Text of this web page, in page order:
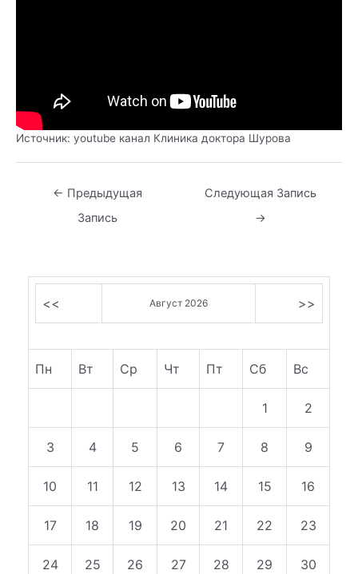
Источник: youtube канал Клиника доктора Шурова
Навигация
← Предыдущая
Запись
Следующая Запись
→
<< Август 2026 >>
Пн Вт Ср Чт Пт Сб Вс
1 2
3 4 5 6 7 8 9
10 11 12 13 14 15 16
17 18 19 20 21 22 23
24 25 26 27 28 29 30